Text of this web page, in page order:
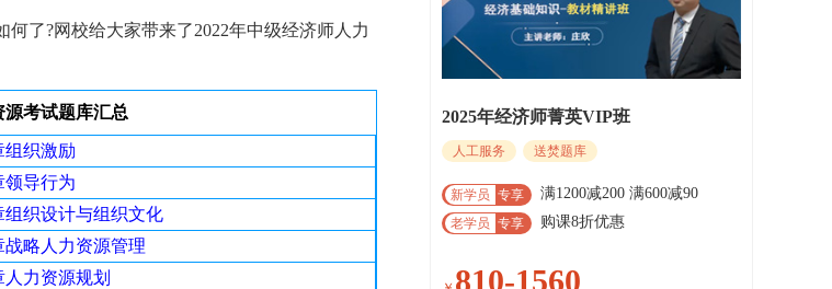
了?网校给大家带来了2022年中级经济师人力
源考试题库汇总
组织激励
领导行为
组织设计与组织文化
战略人力资源管理
力资源规划
2025年经济师菁英VIP班
人工服务 送焚题库
新学员 专享 满1200减200 满600减90
老学员 专享 购课8折优惠
810-1560